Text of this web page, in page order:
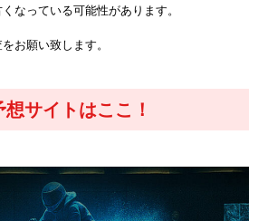
なっている可能性があります。
お願い致します。
サイトはここ！